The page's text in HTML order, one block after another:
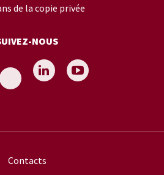
de la copie privée
NOUS
Contacts